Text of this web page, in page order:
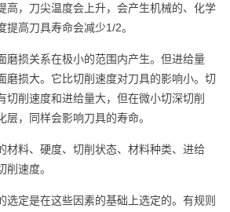
高，刀尖温度会上升，会产生机械的、化学
高刀具寿命会减少1/2。
磨损关系在极小的范围内产生。但进给量
磨损大。它比切削速度对刀具的影响小。切
切削速度和进给量大，但在微小切深切削
层，同样会影响刀具的寿命。
材料、硬度、切削状态、材料种类、进给
速度。
选定是在这些因素的基础上选定的。有规则